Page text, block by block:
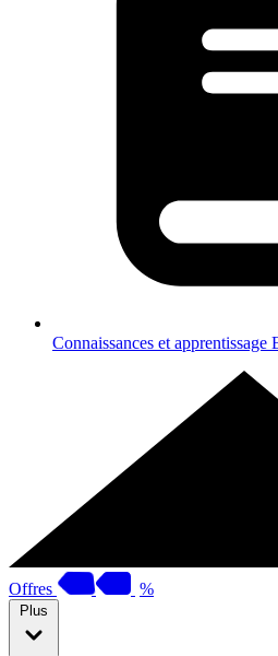
Connaissances et apprentissage
Offres %
Plus